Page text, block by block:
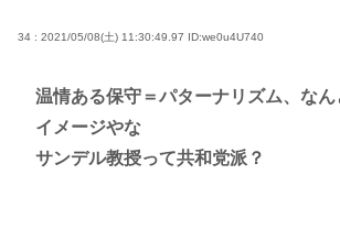
34 : 2021/05/08(土) 11:30:49.97 ID:we0u4U740
温情ある保守＝パターナリズム、な
イメージやな
サンデル教授って共和党派？